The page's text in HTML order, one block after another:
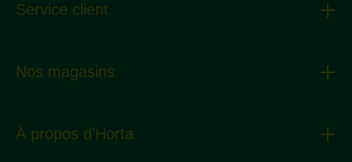
Service client
Nos magasins
À propos d'Horta